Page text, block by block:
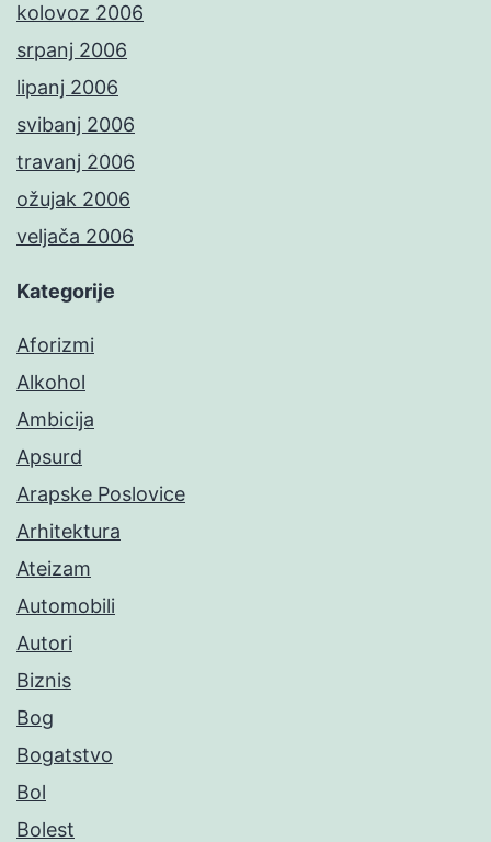
kolovoz 2006
srpanj 2006
lipanj 2006
svibanj 2006
travanj 2006
ožujak 2006
veljača 2006
Kategorije
Aforizmi
Alkohol
Ambicija
Apsurd
Arapske Poslovice
Arhitektura
Ateizam
Automobili
Autori
Biznis
Bog
Bogatstvo
Bol
Bolest